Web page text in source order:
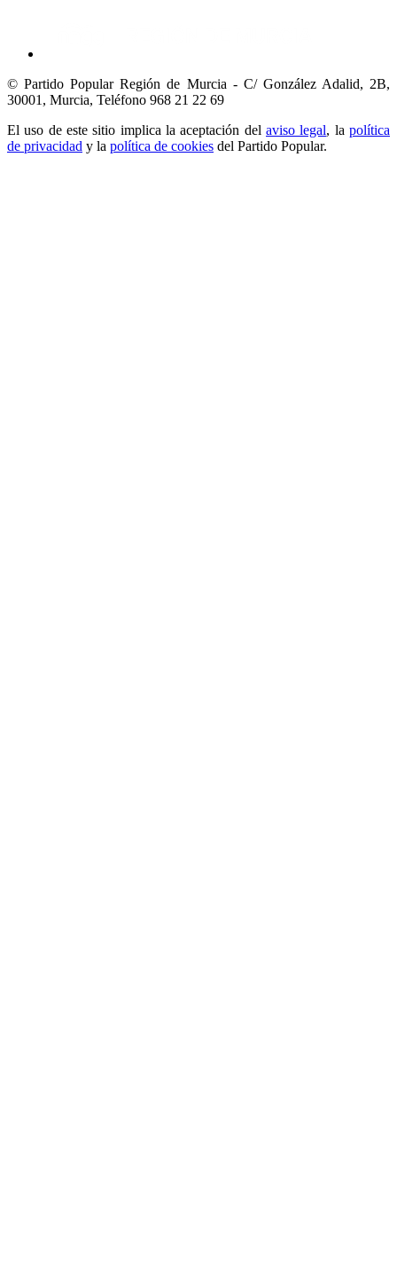
© Partido Popular Región de Murcia - C/ González Adalid, 2B,
30001, Murcia, Teléfono 968 21 22 69
El uso de este sitio implica la aceptación del aviso legal, lapolítica
de privacidad y la política de cookies del Partido Popular.